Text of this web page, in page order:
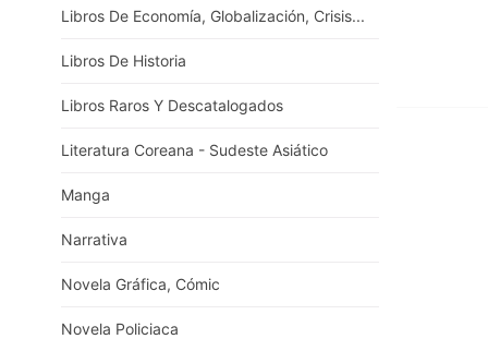
Libros De Economía, Globalización, Crisis...
Libros De Historia
Libros Raros Y Descatalogados
Literatura Coreana - Sudeste Asiático
Manga
Narrativa
Novela Gráfica, Cómic
Novela Policiaca